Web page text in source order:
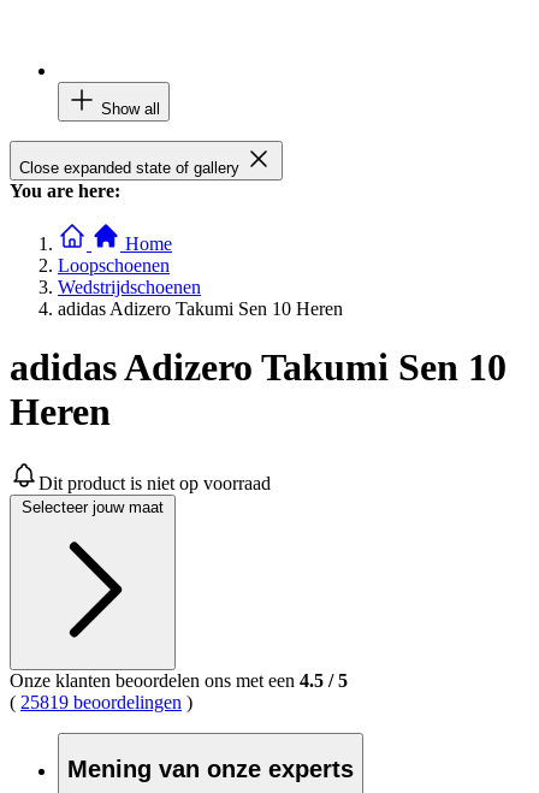
Show all
Close expanded state of gallery
You are here:
Home
Loopschoenen
Wedstrijdschoenen
adidas Adizero Takumi Sen 10 Heren
adidas Adizero Takumi Sen 10
Heren
Dit product is niet op voorraad
Selecteer jouw maat
Onze klanten beoordelen ons met een 4.5 /5
( 25819 beoordelingen )
Mening van onze experts